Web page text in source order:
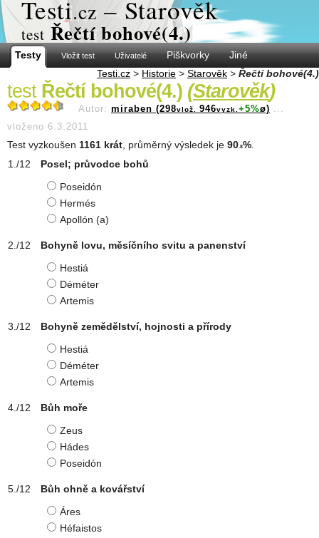
Testi.cz – Starověk
test Řečtí bohové(4.)
Testy Vložit test Uživatelé Piškvorky
Jiné
Testi.cz > Historie > Starověk > Řečtí bohové(4.)
test Řečtí bohové(4.) (Starověk)
Autor: miraben (298vlož. 946vyzk. +5%ø) ...
vloženo 6.3.2011
Test vyzkoušen 1161 krát , průměrný výsledek je 90 .8%
Posel; průvodce bohů
Poseidón
Hermés
Apollón (a)
Bohyně lovu, měsíčního svitu a panenství
Hestiá
Déméter
Artemis
Bohyně zemědělství, hojnosti a přírody
Hestiá
Déméter
Artemis
Bůh moře
Zeus
Hádes
Poseidón
Bůh ohně a kovářství
Áres
Héfaistos